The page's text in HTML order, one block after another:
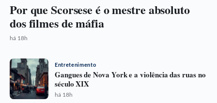
Por que Scorsese é o mestre absoluto
dos filmes de máfia
há 18h
Entretenimento
Gangues de Nova York e a violência das ruas no
século XIX
há 18h